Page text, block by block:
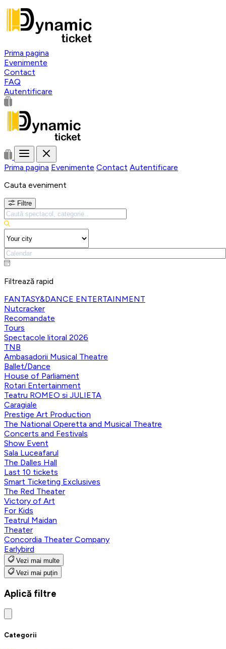
Prima pagina
Evenimente
Contact
FAQ
Autentificare
Prima pagina Evenimente Contact Autentificare
Cauta eveniment
Filtre
Filtrează rapid
FANTASY&DANCE ENTERTAINMENT
Nutcracker
Recomandate
Tours
Spectacole litoral 2026
TNB
Ambasadorii Musical Theatre
Ballet/Dance
House of Parliament
Rotari Entertainment
Teatru ROMEO si JULIETA
Caragiale
Prestige Art Production
The National Operetta and Musical Theatre
Concerts and Festivals
Show Event
Sala Luceafarul
The Dalles Hall
Last 10 tickets
Smart Ticketing Exclusives
The Red Theater
Victory of Art
For Kids
Teatrul Maidan
Theater
Concordia Theater Company
Earlybird
Vezi mai multe
Vezi mai puțin
Aplică filtre
Categorii